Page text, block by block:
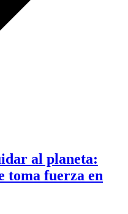
al planeta:
toma fuerza en